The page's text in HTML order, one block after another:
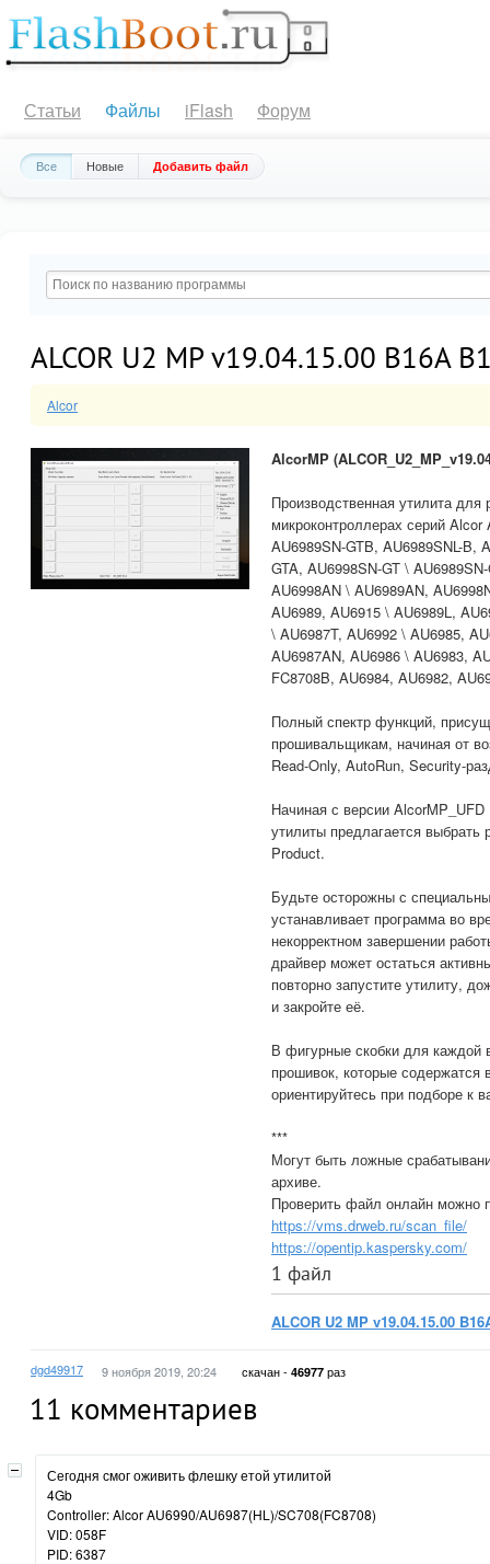
Статьи Файлы iFlash Форум
Все Новые Добавить файл
ALCOR U2 MP v19.04.15.00 B16A
Alcor
AlcorMP
Производственная утилита
микроконтроллерах серий
AU6989SN-GTB, AU6989SNL-B,
GTA, AU6998SN-GT \
AU6998AN \ AU6989AN,
AU6989, AU6915 \ AU6989L,
\ AU6987T, AU6992 \ AU6985,
AU6987AN, AU6986 \ AU6983,
FC8708B, AU6984, AU6982,
Полный спектр функций,
прошивальщикам, начиная от
Read-Only, AutoRun, Security-
Начиная с версии
утилиты предлагается
Product.
Будьте осторожны с
устанавливает программа во
некорректном завершении
драйвер может остаться
повторно запустите утилиту,
и закройте её.
В фигурные скобки для каждой
прошивок, которые содержатся
ориентируйтесь при подборе к
***
Могут быть ложные
архиве.
Проверить файл онлайн можно
https://vms.drweb.ru/scan_file/
https://opentip.kaspersky.com/
1 файл
ALCOR U2 MP v19.04.15.00
dgd49917 9 ноября 2019, 20:24 скачан - 46977 раз
11 комментариев
Сегодня смог оживить флешку етой утилитой
4Gb
Controller: Alcor AU6990/AU6987(HL)/SC708(FC8708)
VID: 058F
PID: 6387